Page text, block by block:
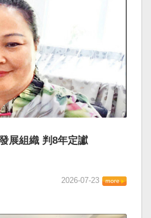
展組織 判8年定讞
2026-07-23